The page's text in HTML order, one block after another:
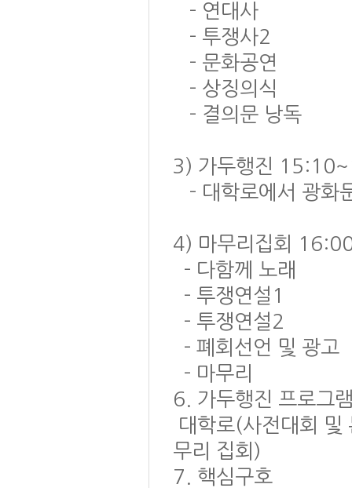
- 연대사
- 투쟁사2
- 문화공연
- 상징의식
- 결의문 낭독
3) 가두행진
- 대학로에서 광화
4) 마무리집회
- 다함께 노래
- 투쟁연설1
- 투쟁연설2
- 폐회선언 및 광고
- 마무리
6. 가두행진 프로그
대학로(사전대회
무리 집회)
7. 핵심구호